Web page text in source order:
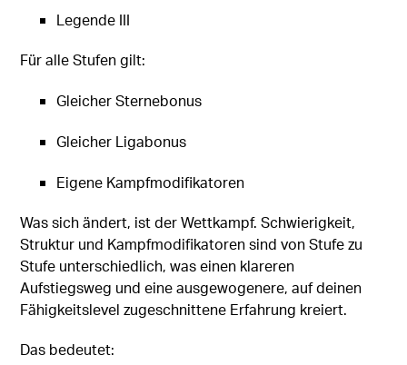
Legende III
Für alle Stufen gilt:
Gleicher Sternebonus
Gleicher Ligabonus
Eigene Kampfmodifikatoren
Was sich ändert, ist der Wettkampf. Schwierigkeit,
Struktur und Kampfmodifikatoren sind von Stufe zu
Stufe unterschiedlich, was einen klareren
Aufstiegsweg und eine ausgewogenere, auf deinen
Fähigkeitslevel zugeschnittene Erfahrung kreiert.
Das bedeutet: